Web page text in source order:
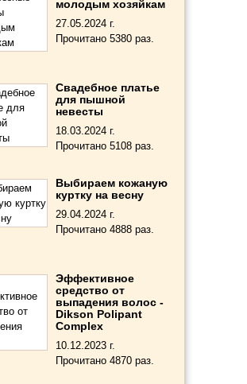
молодым хозяйкам
27.05.2024 г.
Прочитано 5380 раз.
Свадебное платье
для пышной
невесты
18.03.2024 г.
Прочитано 5108 раз.
Выбираем кожаную
куртку на весну
29.04.2024 г.
Прочитано 4888 раз.
Эффективное
средство от
выпадения волос -
Dikson Polipant
Complex
10.12.2023 г.
Прочитано 4870 раз.